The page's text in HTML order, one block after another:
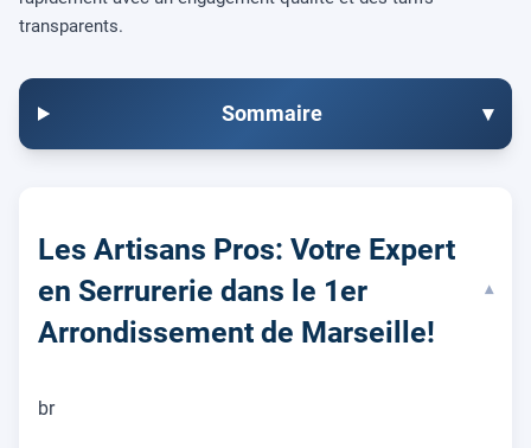
transparents.
Sommaire ▾
Les Artisans Pros: Votre Expert
en Serrurerie dans le 1er
Arrondissement de Marseille!
▾
br